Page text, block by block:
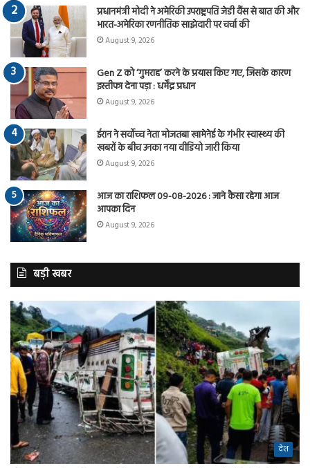
प्रधानमंत्री मोदी ने अमेरिकी उपराष्ट्रपति जेडी वैंस से बात की और
भारत-अमेरिका रणनीतिक साझेदारी पर चर्चा की
August 9, 2026
Gen Z को ‘गुमराह’ करने के प्रयास किए गए, जिसके कारण
इस्तीफा देना पड़ा : धर्मेंद्र प्रधान
August 9, 2026
ईरान ने सर्वोच्च नेता मोजतबा खामेनेई के गंभीर स्वास्थ्य की
खबरों के बीच उनका नया वीडियो जारी किया
August 9, 2026
आज का राशिफल 09-08-2026 : जाने कैसा रहेगा आज
आपका दिन
August 9, 2026
बड़ी खबर
देश